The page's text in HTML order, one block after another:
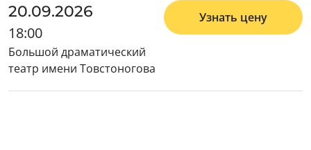
20.09.2026
18:00
Большой драматический
театр имени Товстоногова
Узнать цену